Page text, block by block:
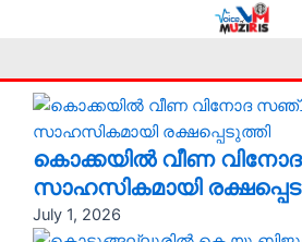
കൊക്കയിൽ വീണ
സാഹസികമായി
July 1, 2026